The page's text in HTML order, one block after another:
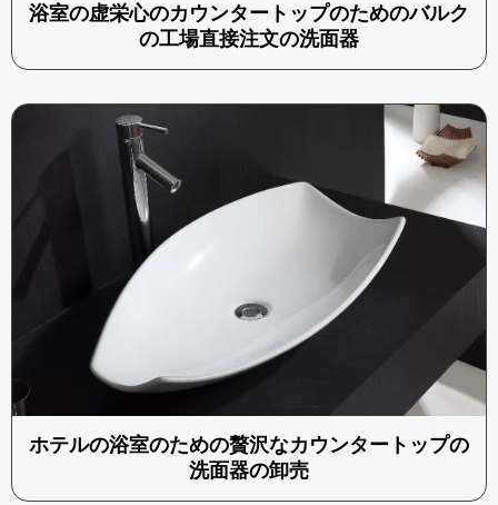
浴室の虚栄心のカウンタートップのためのバルク
の工場直接注文の洗面器
ホテルの浴室のための贅沢なカウンタートップの
洗面器の卸売